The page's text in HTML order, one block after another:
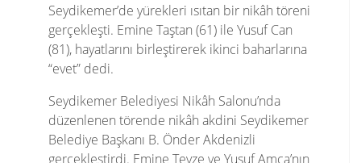
Seydikemer’de yürekleri ısıtan bir nikâh töreni
gerçekleşti. Emine Taştan (61) ile Yusuf Can
(81), hayatlarını birleştirerek ikinci baharlarına
“evet” dedi.
Seydikemer Belediyesi Nikâh Salonu’nda
düzenlenen törende nikâh akdini Seydikemer
Belediye Başkanı B. Önder Akdenizli
gerçekleştirdi. Emine Teyze ve Yusuf Amca’nın